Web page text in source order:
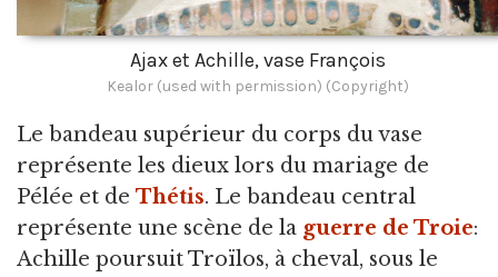
Ajax et Achille, vase François
Kealor (used with permission) (Copyright)
Le bandeau supérieur du corps du vase
représente les dieux lors du mariage de
Pélée et de Thétis. Le bandeau central
représente une scène de la guerre de Troie:
Achille poursuit Troïlos, à cheval, sous le